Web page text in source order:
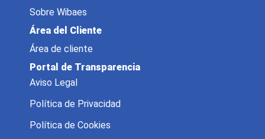
Sobre Wibaes
Área del Cliente
Área de cliente
Portal de Transparencia
Aviso Legal
Política de Privacidad
Política de Cookies